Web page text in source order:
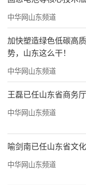
汇聚多方力
圆。近年来，沽
美乡村”工作部
持续创新文艺志
乡、文化惠民活
系，厚植乡村文
活。
中华网山东频道
加快塑造绿色低碳高
势，山东这么干！
中华网山东频道
王磊已任山东省商务
中华网山东频道
喻剑南已任山东省文
中华网山东频道